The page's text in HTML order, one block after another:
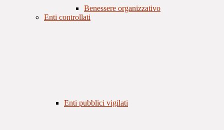
Benessere organizzativo
Enti controllati
Enti pubblici vigilati